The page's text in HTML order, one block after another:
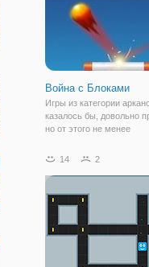
Война с Блоками
Игры из категории
казалось бы, довольно
но от этого не менее
убедиться в этом сами,
Это красочная и
игра, в которой вам
14 2